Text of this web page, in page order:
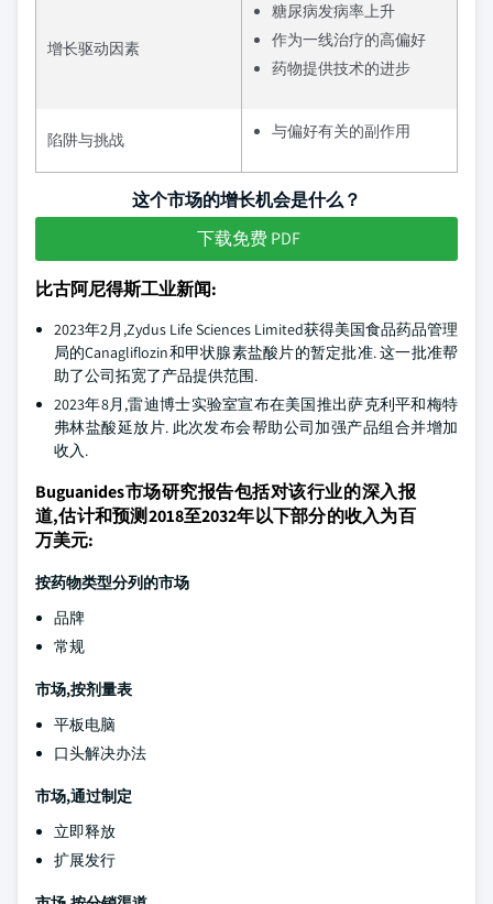
增长驱动因素
糖尿病发病率上升
作为一线治疗的高偏好
药物提供技术的进步
陷阱与挑战 与偏好有关的副作用
这个市场的增长机会是什么？
下载免费 PDF
比古阿尼得斯工业新闻:
2023年2月,Zydus Life Sciences Limited获得美国食品药品管理
局的Canagliflozin和甲状腺素盐酸片的暂定批准. 这一批准帮
助了公司拓宽了产品提供范围.
2023年8月,雷迪博士实验室宣布在美国推出萨克利平和梅特
弗林盐酸延放片. 此次发布会帮助公司加强产品组合并增加
收入.
Buguanides市场研究报告包括对该行业的深入报
道,估计和预测2018至2032年以下部分的收入为百
万美元:
按药物类型分列的市场
品牌
常规
市场,按剂量表
平板电脑
口头解决办法
市场,通过制定
立即释放
扩展发行